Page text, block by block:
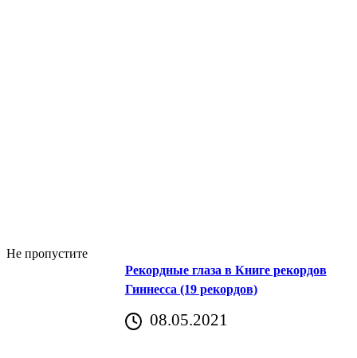
Не пропустите
Рекордные глаза в Книге рекордов
Гиннесса (19 рекордов)
08.05.2021